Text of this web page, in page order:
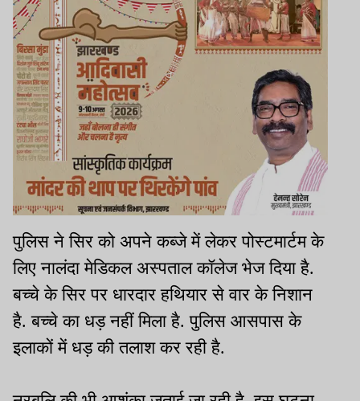
पुलिस ने सिर को अपने कब्जे में लेकर पोस्टमार्टम के
लिए नालंदा मेडिकल अस्पताल कॉलेज भेज दिया है.
बच्चे के सिर पर धारदार हथियार से वार के निशान
है. बच्चे का धड़ नहीं मिला है. पुलिस आसपास के
इलाकों में धड़ की तलाश कर रही है.